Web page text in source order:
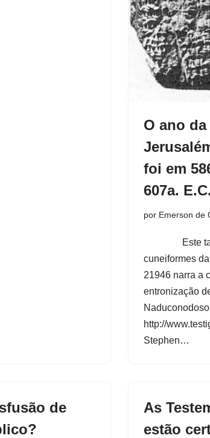
O ano
foi em
607a. E.C.
por Emerson de
Este
cuneiformes
21946 narra a
entronização
http://
Stephen…
de
As
estão